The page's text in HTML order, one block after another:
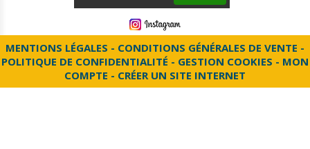
MENTIONS LÉGALES
CONDITIONS GÉNÉRALES DE VENTE
POLITIQUE DE CONFIDENTIALITÉ
GESTION COOKIES
MON
COMPTE
CRÉER UN SITE INTERNET